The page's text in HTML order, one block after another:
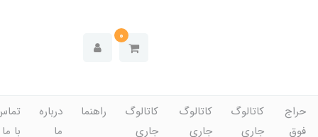
0
حراج
فوق
کاتالوگ
جاری
کاتالوگ
جاری
کاتالوگ
جاری
راهنما
درباره
ما
با ما